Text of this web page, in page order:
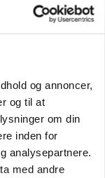
og annoncer,
og til at
om din
inden for
analysepartnere.
med andre